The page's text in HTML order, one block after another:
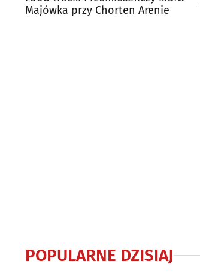
Majówka przy Chorten Arenie
POPULARNE DZISIAJ